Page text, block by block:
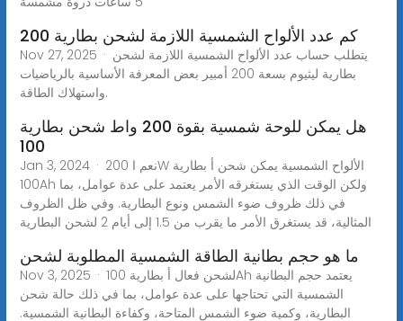
كم عدد الألواح الشمسية اللازمة لشحن بطارية 200
Nov 27, 2025 · يتطلب حساب عدد الألواح الشمسية اللازمة لشحن
بطارية ليثيوم بسعة 200 أمبير بعض المعرفة الأساسية بالرياضيات
واستهلاك الطاقة.
هل يمكن للوحة شمسية بقوة 200 واط شحن بطارية
100
Jan 3, 2024 · نعم ا 200W الألواح الشمسية يمكن شحن أ بطارية
100Ah ولكن الوقت الذي يستغرقه الأمر يعتمد على عدة عوامل، بما
في ذلك ظروف ضوء الشمس ونوع البطارية. وفي ظل الظروف
المثالية، قد يستغرق الأمر ما يقرب من 1.5 إلى أيام 2 لشحن البطارية
ما هو حجم بطانية الطاقة الشمسية المطلوبة لشحن
Nov 3, 2025 · لشحن فعال أ بطارية 100Ah يعتمد حجم البطانية
الشمسية التي تحتاجها على عدة عوامل، بما في ذلك حالة شحن
البطارية، وكمية ضوء الشمس المتاحة، وكفاءة البطانية الشمسية.